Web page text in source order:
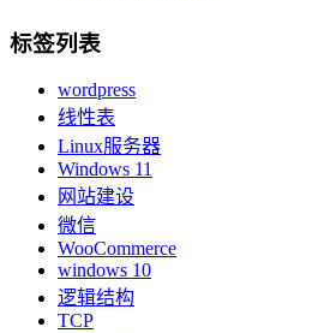
标签列表
wordpress
线性表
Linux服务器
Windows 11
网站建设
微信
WooCommerce
windows 10
逻辑结构
TCP